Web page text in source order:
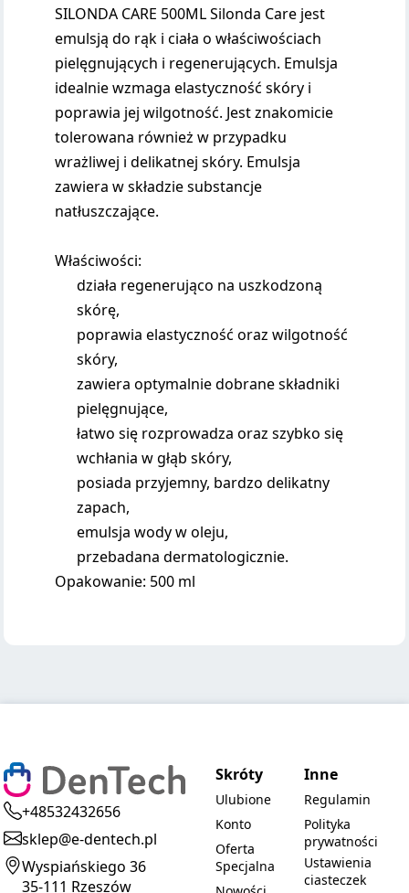
SILONDA CARE 500ML Silonda Care jest
emulsją do rąk i ciała o właściwościach
pielęgnujących i regenerujących. Emulsja
idealnie wzmaga elastyczność skóry i
poprawia jej wilgotność. Jest znakomicie
tolerowana również w przypadku
wrażliwej i delikatnej skóry. Emulsja
zawiera w składzie substancje
natłuszczające.
Właściwości:
działa regenerująco na uszkodzoną
skórę,
poprawia elastyczność oraz wilgotność
skóry,
zawiera optymalnie dobrane składniki
pielęgnujące,
łatwo się rozprowadza oraz szybko się
wchłania w głąb skóry,
posiada przyjemny, bardzo delikatny
zapach,
emulsja wody w oleju,
przebadana dermatologicznie.
Opakowanie: 500 ml
+48532432656
sklep@e-dentech.pl
Wyspiańskiego 36
35-111 Rzeszów
Skróty
Ulubione
Konto
Oferta
Specjalna
Inne
Regulamin
Polityka
prywatności
Ustawienia
ciasteczek